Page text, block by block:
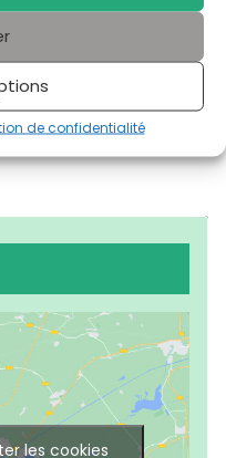
de confidentialité
les cookies